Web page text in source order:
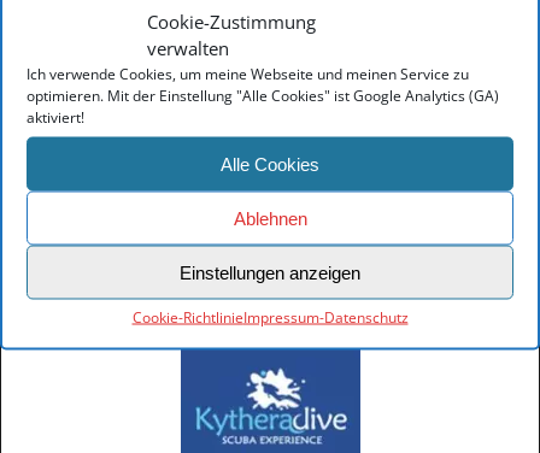
Cookie-Zustimmung
verwalten
Ich verwende Cookies, um meine Webseite und meinen Service zu
optimieren. Mit der Einstellung "Alle Cookies" ist Google Analytics (GA)
aktiviert!
Alle Cookies
Ablehnen
Einstellungen anzeigen
Cookie-RichtlinieImpressum-Datenschutz
www.visitkythera.com
www.kythera.gr
www.kithera.gr
Nützliche Links
Elafonisos Information
Monemvasia Information
Gythio Information
Explore Crete
Patras Hafeninformationen
Hotel nähe Flughafen Athen